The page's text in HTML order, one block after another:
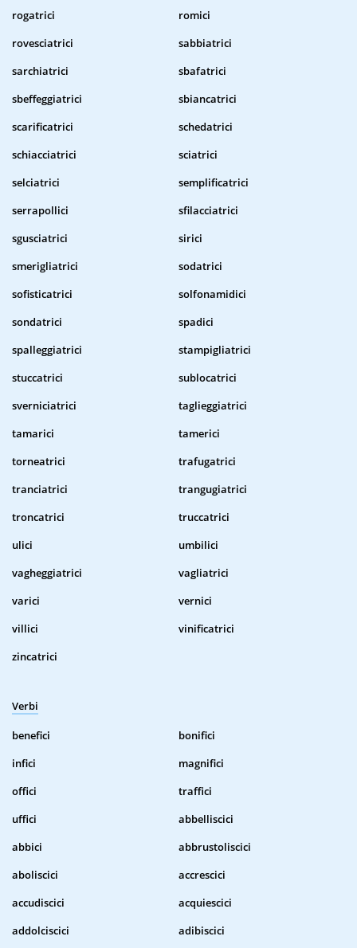
rogatrici
romici
rovesciatrici
sabbiatrici
sarchiatrici
sbafatrici
sbeffeggiatrici
sbiancatrici
scarificatrici
schedatrici
schiacciatrici
sciatrici
selciatrici
semplificatrici
serrapollici
sfilacciatrici
sgusciatrici
sirici
smerigliatrici
sodatrici
sofisticatrici
solfonamidici
sondatrici
spadici
spalleggiatrici
stampigliatrici
stuccatrici
sublocatrici
sverniciatrici
taglieggiatrici
tamarici
tamerici
torneatrici
trafugatrici
tranciatrici
trangugiatrici
troncatrici
truccatrici
ulici
umbilici
vagheggiatrici
vagliatrici
varici
vernici
villici
vinificatrici
zincatrici
Verbi
benefici
bonifici
infici
magnifici
offici
traffici
uffici
abbelliscici
abbici
abbrustoliscici
aboliscici
accrescici
accudiscici
acquiescici
addolciscici
adibiscici